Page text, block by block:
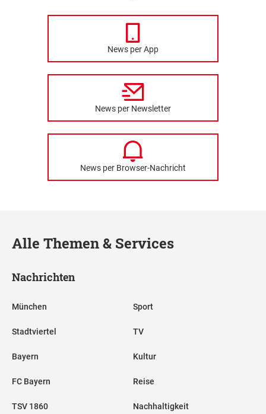
News per App
News per Newsletter
News per Browser-Nachricht
Alle Themen & Services
Nachrichten
München
Stadtviertel
Bayern
FC Bayern
TSV 1860
Sport
TV
Kultur
Reise
Nachhaltigkeit